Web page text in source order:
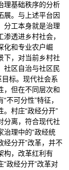
理基础秩序的分析
展。与上述平台因
分工本身就是治理
透进乡村社会，
化和专业农户崛
下，对当前乡村社
社区自治与社区民
目标。现代社会系
，但在不同层次和
不可分性”特征，
村庄“政经分开”
分离，符合现代社
治理中的“政经统
经分开”改革，并不
构，改革红利有
“政经分开”改革对